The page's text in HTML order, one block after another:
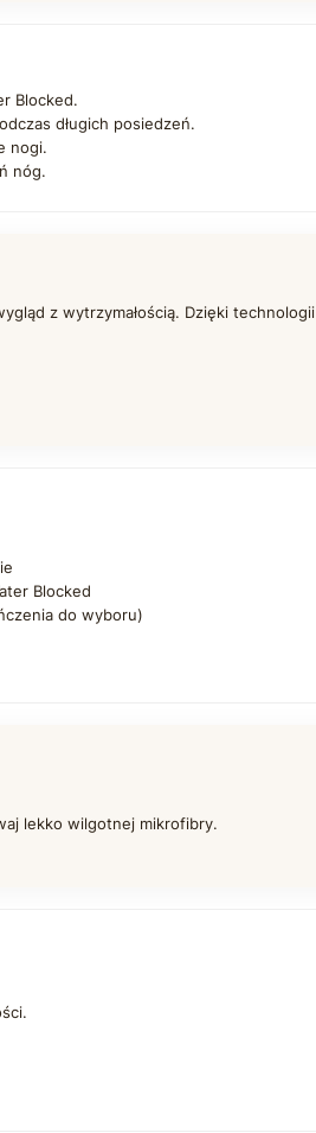
Blocked.
długich posiedzeń.
nogi.
nóg.
z wytrzymałością. Dzięki technologii
Blocked
do wyboru)
lekko wilgotnej mikrofibry.